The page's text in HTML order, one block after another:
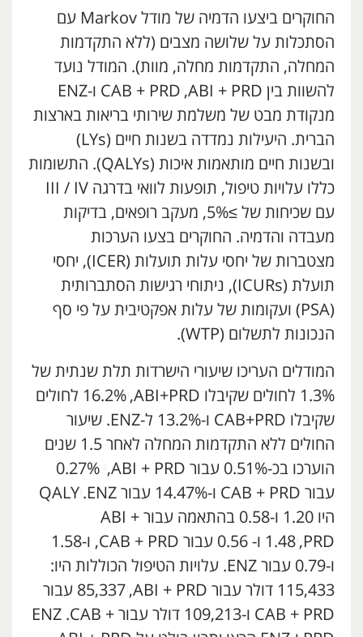
החוקרים ביצעו הדמיה של מודל Markov עם
הסתכלות על שלושה מצבים (ללא התקדמות
המחלה, התקדמות מחלה, מוות). המודל נועד
להשוות בין ABI + PRD,
CAB + PRD ו-ENZ
מנקודת מבט של משלמת שירותי בריאות בארצות
הברית. היעילות נמדדה בשנות חיים (LYs)
ובשנות חיים מותאמות איכות (QALYs). התשומות
כללו עלויות טיפול, תופעות לוואי בדרגה III / IV
עם שכיחות של ≥5%, מעקב רופאים, בדיקות
מעבדה והדמיה. החוקרים בצעו הערכות
מצטברות של יחסי עלות תועלות (ICER), יחסי
תועלת (ICURs), ניתוחי רגישות הסתברותית
(PSA) ועקומות של עלות אפקטיבית על פי סף
הנכונות לתשלום (WTP).
המודלים העריכו שיעורי הישרדות תלת שנתית של
1.3% לחולים שקיבלו ABI+PRD,
16.2% לחולים
שקיבלו CAB+PRD ו-13.2% ל-ENZ. שיעור
החולים ללא התקדמות המחלה לאחר 1.5 שנים
הוערכו בכ-0.51% עבור ABI + PRD,
0.27%
עבור CAB + PRD ו-14.47% עבור ENZ.
QALY
היו 1.20 ו-0.58 בהתאמה עבור ABI +
PRD,
1.48 ו- 0.56 עבור CAB + PRD, ו-1.58
ו-0.79 עבור ENZ. עלויות הטיפול הכוללות היו:
115,433 דולר עבור ABI + PRD,
85,337 עבור
CAB + PRD ו-109,213 דולר עבור ENZ .CAB +